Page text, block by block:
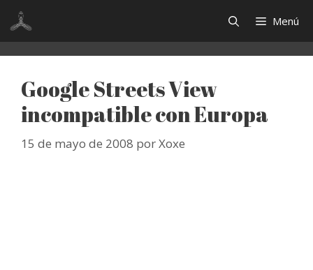
Saltar
contenido
Menú
Google Streets View
incompatible con Europa
15 de mayo de 2008 porXoxe